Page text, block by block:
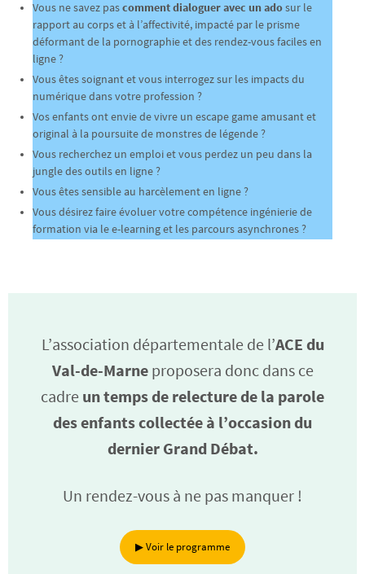
Vous ne savez pascomment dialoguer avec un adosur le
rapport au corps et à l’affectivité, impacté par le prisme
déformant de la pornographie et des rendez-vous faciles en
ligne ?
Vous êtes soignant et vous interrogez sur les impacts du
numérique dans votre profession ?
Vos enfants ont envie de vivre un escape game amusant et
original à la poursuite de monstres de légende ?
Vous recherchez un emploi et vous perdez un peu dans la
jungle des outils en ligne ?
Vous êtes sensible au harcèlement en ligne ?
Vous désirez faire évoluer votre compétence ingénierie de
formation via le e-learning et les parcours asynchrones ?
L’association départementale de l’ACE du
Val-de-Marneproposera donc dans ce
cadre un temps de relecture de la parole
des enfants collectée à l’occasion du
dernier Grand Débat.
Un rendez-vous à ne pas manquer !
▶︎ Voir le programme